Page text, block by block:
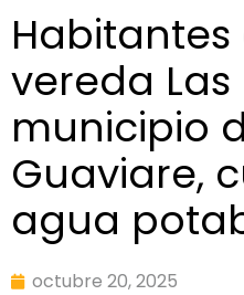
Habitantes
vereda Las
municipio
Guaviare,
agua
octubre 20, 2025